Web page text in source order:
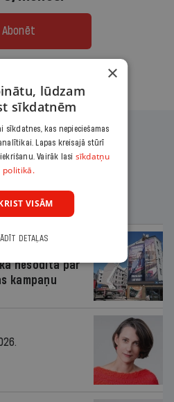
Abonēt
nesodīta par
kampaņu
×
lūdzam
sīkdatnēm
sīkdatnes, kas nepieciešamas
Lapas kreisajā stūrī
Vairāk lasi sīkdatņu
politikā.
VISĀM
DETAĻAS